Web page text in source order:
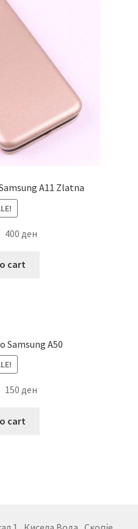
A11 Zlatna
400 ден
cart
Samsung A50
150 ден
cart